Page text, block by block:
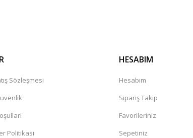
Sözleşmesi
Politikası
HESABIM
Hesabım
Sipariş Takip
Favorileriniz
Sepetiniz